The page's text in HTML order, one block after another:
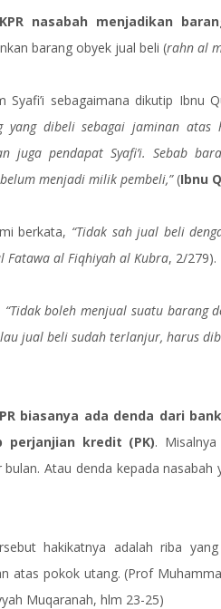
nasabah menjadikan
barang obyek jual beli (rahn al
sebagaimana dikutip Ibnu
yang dibeli sebagai jaminan
juga pendapat Syafi’i. Sebab
menjadi milik pembeli,”(Ibnu
berkata, “Tidak sah jual beli
Fatawa al Fiqhiyah al Kubra, 2/279).
“Tidak boleh menjual suatu barang
jual beli sudah terlanjur, harus
biasanya ada denda dari
perjanjian kredit (PK).
Atau denda kepada
hakikatnya adalah riba
atas pokok utang. (Prof
Muqaranah, hlm 23-25)